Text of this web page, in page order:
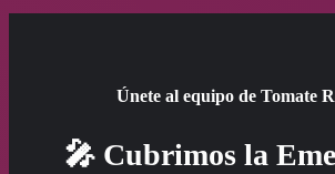
Únete al equipo de Tomate
🎤 Cubrimos la